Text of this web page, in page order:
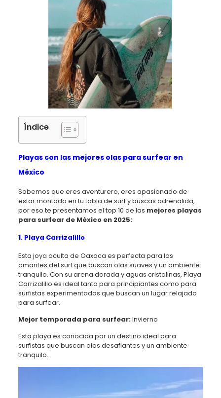
Índice
Playas con las mejores olas para surfear en
México
Sabemos que eres aventurero, eres apasionado de
estar montado en tu tabla de surf y buscas adrenalida,
por eso te presentamos el top 10 de las mejores playas
para surfear de México en 2025:
1. Playa Carrizalillo
Esta joya oculta de Oaxaca es perfecta para los
amantes del surf que buscan olas suaves y un ambiente
tranquilo. Con su arena dorada y aguas cristalinas, Playa
Carrizalillo es ideal tanto para principiantes como para
surfistas experimentados que buscan un lugar relajado
para surfear.
Mejor temporada para surfear:Invierno
Esta playa es conocida por un destino ideal para
surfistas que buscan olas desafiantes y un ambiente
tranquilo.